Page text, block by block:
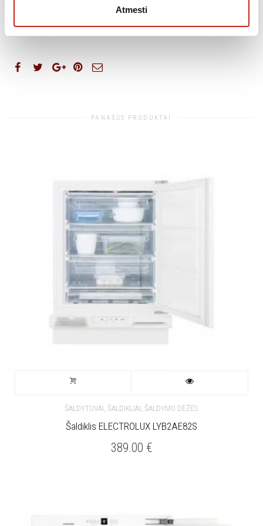
Atmesti
KATEGORIJA:ŠALDYTUVAI, ŠALDIKLIAI, ŠALDYMO DĖŽĖS
PANAŠŪS PRODUKTAI
ŠALDYTUVAI, ŠALDIKLIAI, ŠALDYMO DĖŽĖS
Šaldiklis ELECTROLUX LYB2AE82S
389.00 €